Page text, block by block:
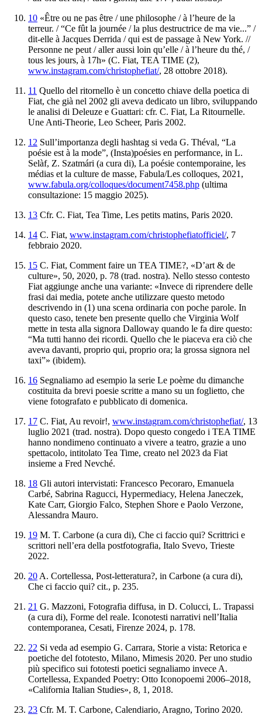
10 «Être ou ne pas être / une philosophe / à l’heure de la
terreur. / “Ce fût la journée / la plus destructrice de ma vie...” /
dit-elle à Jacques Derrida / qui est de passage à New York. //
Personne ne peut / aller aussi loin qu’elle / à l’heure du thé, /
tous les jours, à 17h» (C. Fiat, TEA TIME (2),
www.instagram.com/christophefiat/, 28 ottobre 2018).
11 Quello del ritornello è un concetto chiave della poetica di
Fiat, che già nel 2002 gli aveva dedicato un libro, sviluppando
le analisi di Deleuze e Guattari: cfr. C. Fiat, La Ritournelle.
Une Anti-Theorie, Leo Scheer, Paris 2002.
12 Sull’importanza degli hashtag si veda G. Théval, “La
poésie est à la mode”, (Insta)poésies en performance, in L.
Selàf, Z. Szatmári (a cura di), La poésie contemporaine, les
médias et la culture de masse, Fabula/Les colloques, 2021,
www.fabula.org/colloques/document7458.php (ultima
consultazione: 15 maggio 2025).
13 Cfr. C. Fiat, Tea Time, Les petits matins, Paris 2020.
14 C. Fiat, www.instagram.com/christophefiatofficiel/, 7
febbraio 2020.
15 C. Fiat, Comment faire un TEA TIME?, «D’art & de
culture», 50, 2020, p. 78 (trad. nostra). Nello stesso contesto
Fiat aggiunge anche una variante: «Invece di riprendere delle
frasi dai media, potete anche utilizzare questo metodo
descrivendo in (1) una scena ordinaria con poche parole. In
questo caso, tenete ben presente quello che Virginia Wolf
mette in testa alla signora Dalloway quando le fa dire questo:
“Ma tutti hanno dei ricordi. Quello che le piaceva era ciò che
aveva davanti, proprio qui, proprio ora; la grossa signora nel
taxi”» (ibidem).
16 Segnaliamo ad esempio la serie Le poème du dimanche
costituita da brevi poesie scritte a mano su un foglietto, che
viene fotografato e pubblicato di domenica.
17 C. Fiat, Au revoir!, www.instagram.com/christophefiat/, 13
luglio 2021 (trad. nostra). Dopo questo congedo i TEA TIME
hanno nondimeno continuato a vivere a teatro, grazie a uno
spettacolo, intitolato Tea Time, creato nel 2023 da Fiat
insieme a Fred Nevché.
18 Gli autori intervistati: Francesco Pecoraro, Emanuela
Carbé, Sabrina Ragucci, Hypermediacy, Helena Janeczek,
Kate Carr, Giorgio Falco, Stephen Shore e Paolo Verzone,
Alessandra Mauro.
19 M. T. Carbone (a cura di), Che ci faccio qui? Scrittrici e
scrittori nell’era della postfotografia, Italo Svevo, Trieste
2022.
20 A. Cortellessa, Post-letteratura?, in Carbone (a cura di),
Che ci faccio qui? cit., p. 235.
21 G. Mazzoni, Fotografia diffusa, in D. Colucci, L. Trapassi
(a cura di), Forme del reale. Iconotesti narrativi nell’Italia
contemporanea, Cesati, Firenze 2024, p. 178.
22 Si veda ad esempio G. Carrara, Storie a vista: Retorica e
poetiche del fototesto, Milano, Mimesis 2020. Per uno studio
più specifico sui fototesti poetici segnaliamo invece A.
Cortellessa, Expanded Poetry: Otto Iconopoemi 2006–2018,
«California Italian Studies», 8, 1, 2018.
23 Cfr. M. T. Carbone, Calendiario, Aragno, Torino 2020.